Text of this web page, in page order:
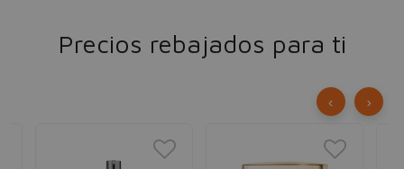
Precios rebajados para ti
‹ ›